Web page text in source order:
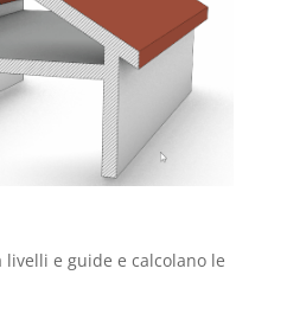
livelli e guide e calcolano le